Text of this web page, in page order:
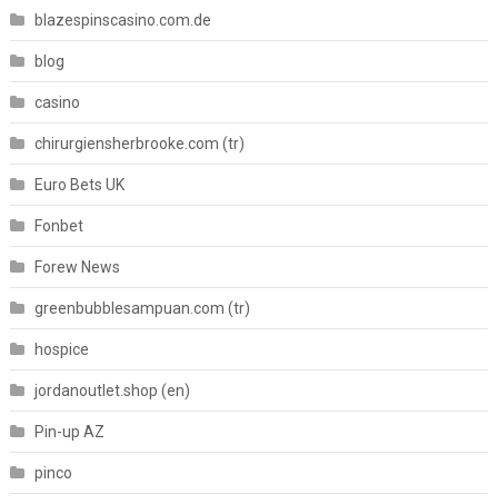
blazespinscasino.com.de
blog
casino
chirurgiensherbrooke.com (tr)
Euro Bets UK
Fonbet
Forew News
greenbubblesampuan.com (tr)
hospice
jordanoutlet.shop (en)
Pin-up AZ
pinco